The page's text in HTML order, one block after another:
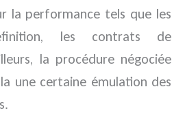
la performance tels que les
les contrats de
la procédure négociée
une certaine émulation des